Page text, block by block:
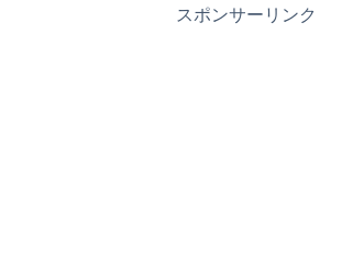
スポンサーリンク